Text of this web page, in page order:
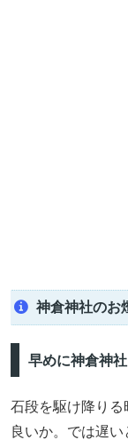
神倉神社のお
早めに神倉神社
石段を駆け降り
良いか。では遅い